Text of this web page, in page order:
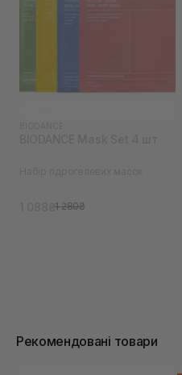
1 088₴1 280₴
Рекомендовані товари